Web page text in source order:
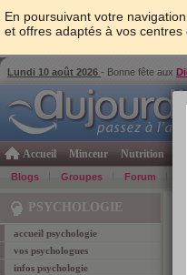
En poursuivant votre
et offres adaptés à vos centres
Lundi 10 août 2026 - Bonne fête aux
Accueil Minceur Nutrition
Blogs Groupes Forum
PSYCHOLOGIE
accueil psychologie
vos psychologues
infos psychologie